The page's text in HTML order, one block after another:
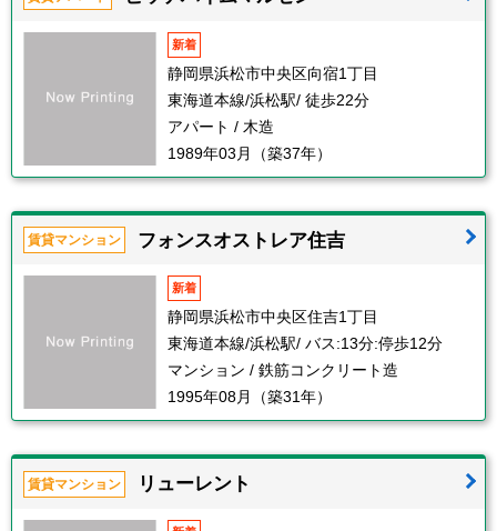
新着
静岡県浜松市中央区向宿1丁目
東海道本線/浜松駅/ 徒歩22分
アパート / 木造
1989年03月（築37年）
賃貸マンション フォンスオストレア住吉
新着
静岡県浜松市中央区住吉1丁目
東海道本線/浜松駅/ バス:13分:停歩12分
マンション / 鉄筋コンクリート造
1995年08月（築31年）
賃貸マンション リューレント